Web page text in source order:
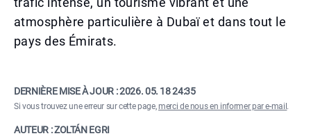
atmosphère particulière à Dubaï et dans tout le
pays des Émirats.
DERNIÈRE MISE À JOUR :2026. 05. 18 24:35
Si vous trouvez une erreur sur cette page,merci de nous en informer par e-mail .
AUTEUR : ZOLTÁN EGRI